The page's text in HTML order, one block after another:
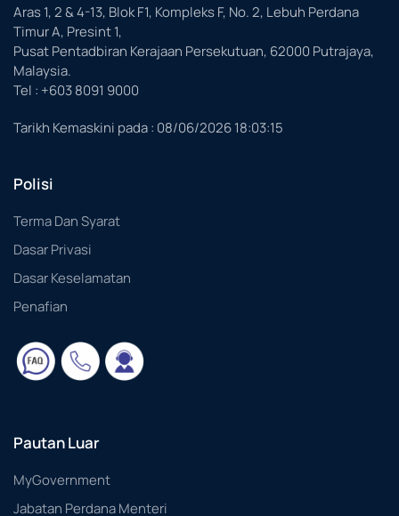
Aras 1, 2 & 4-13, Blok F1, Kompleks F, No. 2, Lebuh Perdana
Timur A, Presint 1,
Pusat Pentadbiran Kerajaan Persekutuan, 62000 Putrajaya,
Malaysia.
Tel : +603 8091 9000
Tarikh Kemaskini pada : 08/06/2026 18:03:15
Polisi
Terma Dan Syarat
Dasar Privasi
Dasar Keselamatan
Penafian
Pautan Luar
MyGovernment
Jabatan Perdana Menteri